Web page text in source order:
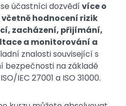
účastníci dozvědívíce o
hodnocení rizik
zacházení, přijímání,
a monitorování a
znalosti související s
bezpečnosti na základě
IEC 27001 a ISO 31000.